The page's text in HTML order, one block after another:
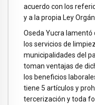
acuerdo con los
y a la propia Ley
Oseda Yucra lamentó
los servicios de
municipalidades del
toman ventajas de
los beneficios
tiene 5 artículos y
tercerización y toda